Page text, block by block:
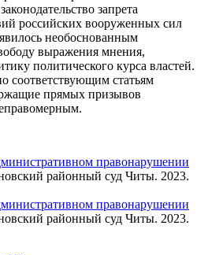
запрета
российских вооруженных сил
необоснованным
выражения мнения,
политического курса властей.
соответствующим статьям
прямых призывов
правонарушении
районный суд Читы. 2023.
правонарушении
районный суд Читы. 2023.